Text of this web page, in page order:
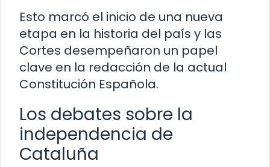
Esto marcó el inicio de una nueva
etapa en la historia del país y las
Cortes desempeñaron un papel
clave en la redacción de la actual
Constitución Española.
Los debates sobre la
independencia de
Cataluña